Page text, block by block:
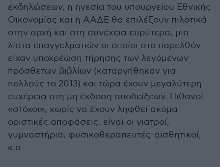
εκδηλώσεων, η ηγεσία του υπουργείου Εθνικής
Οικονομίας και η ΑΑΔΕ θα επιλέξουν πιλοτικά
στην αρχή και στη συνέχεια ευρύτερα, μια
λίστα επαγγελματιών οι οποίοι στο παρελθόν
είχαν υποχρέωση τήρησης των λεγόμενων
πρόσθετων βιβλίων (καταργήθηκαν για
πολλούς το 2013) και τώρα έχουν μεγαλύτερη
ευχέρεια στη μη έκδοση αποδείξεων. Πιθανοί
«στόχοι», χωρίς να έχουν ληφθεί ακόμα
οριστικές αποφάσεις, είναι οι γιατροί,
γυμναστήρια, φυσικοθεραπευτές-αισθητικοί,
κ.α